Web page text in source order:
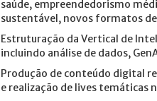
saúde, empreendedorismo
sustentável, novos formatos
Estruturação da Vertical de
incluindo análise de dados,
Produção de conteúdo digital
e realização de lives temáticas